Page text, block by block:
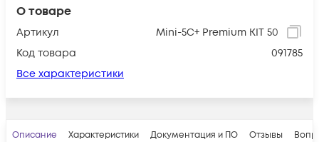
О товаре
Артикул
Mini-5C+ Premium KIT 50
Код товара
091785
Все характеристики
Описание Характеристики Документация и ПО Отзывы